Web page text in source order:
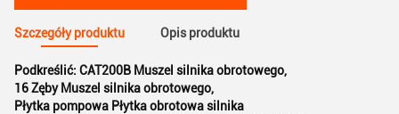
Szczegóły produktu Opis produktu
Podkreślić: CAT200B Muszel silnika obrotowego,
16 Zęby Muszel silnika obrotowego,
Płytka pompowa Płytka obrotowa silnika